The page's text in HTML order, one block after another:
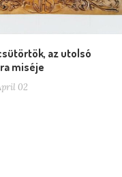
az utolsó
miséje
02